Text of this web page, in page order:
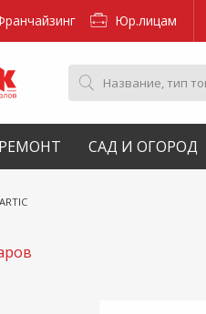
Юр.лицам
САД И ОГОРОД
ARTIC